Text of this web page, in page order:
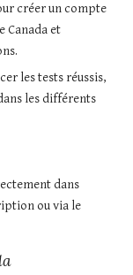
créer un compte
Canada et
les tests réussis,
les différents
dans
ou via le